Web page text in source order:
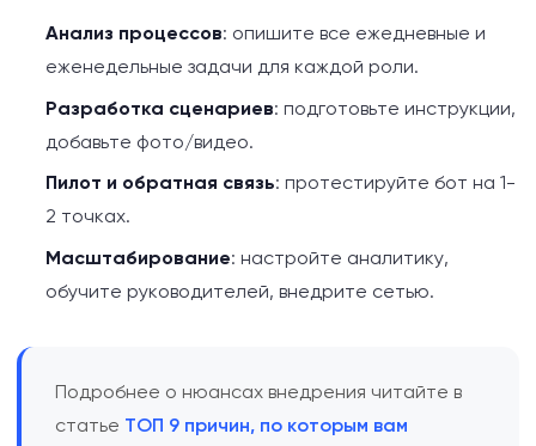
Анализ процессов: опишите все ежедневные и
еженедельные задачи для каждой роли.
Разработка сценариев: подготовьте инструкции,
добавьте фото/видео.
Пилот и обратная связь: протестируйте бот на 1-
2 точках.
Масштабирование: настройте аналитику,
обучите руководителей, внедрите сетью.
Подробнее о нюансах внедрения читайте в
статье ТОП 9 причин, по которым вам